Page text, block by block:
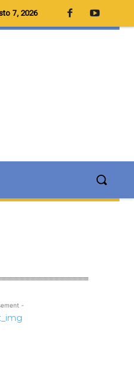
7, 2026
-